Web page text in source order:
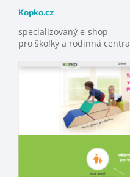
Kopko.cz
specializovaný e-shop
pro školky a rodinná centra